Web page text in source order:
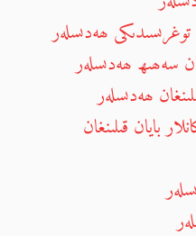
ھەدىسلەر
سەھىھ ھەدىسلەر
ھەدىسلەر
بايان قىلىنغان